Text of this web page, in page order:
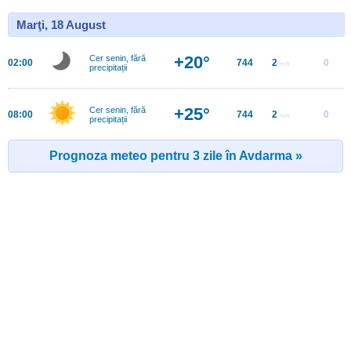
Marţi, 18 August
02:00
Cer senin, fără
precipitații
+20° 744 2 m/s 0
08:00
Cer senin, fără
precipitații
+25° 744 2 m/s 0
Prognoza meteo pentru 3 zile în Avdarma »